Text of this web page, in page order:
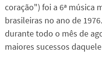
coração") foi a 6ª música
brasileiras no ano de
durante todo o mês de
maiores sucessos